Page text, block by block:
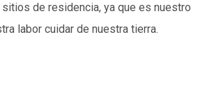
sitios de residencia, ya que es nuestro
labor cuidar de nuestra tierra.